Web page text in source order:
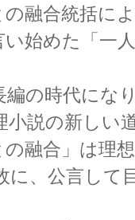
の融合統括に
始めた「一
の時代にな
小説の新しい
の融合」は理
に、公言して